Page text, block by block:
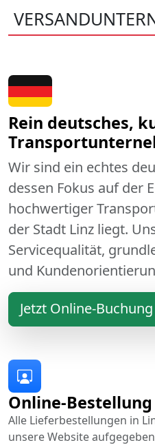
Rein deutsches,
Wir sind ein echtes
dessen Fokus auf der
hochwertiger
der Stadt Linz liegt.
Servicequalität,
und
Jetzt Online-Buchung
Online-Bestellung
Alle Lieferbestellungen in
unsere Website